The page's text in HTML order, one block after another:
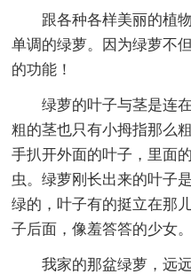
跟各种各样美丽的植
单调的绿萝。因为绿萝不
的功能！
绿萝的叶子与茎是连
粗的茎也只有小拇指那么
手扒开外面的叶子，里面
虫。绿萝刚长出来的叶子
绿的，叶子有的挺立在那
子后面，像羞答答的少女。
我家的那盆绿萝，远